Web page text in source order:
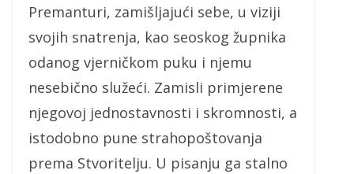
Premanturi, zamišljajući sebe, u viziji
svojih snatrenja, kao seoskog župnika
odanog vjerničkom puku i njemu
nesebično služeći. Zamisli primjerene
njegovoj jednostavnosti i skromnosti, a
istodobno pune strahopoštovanja
prema Stvoritelju. U pisanju ga stalno